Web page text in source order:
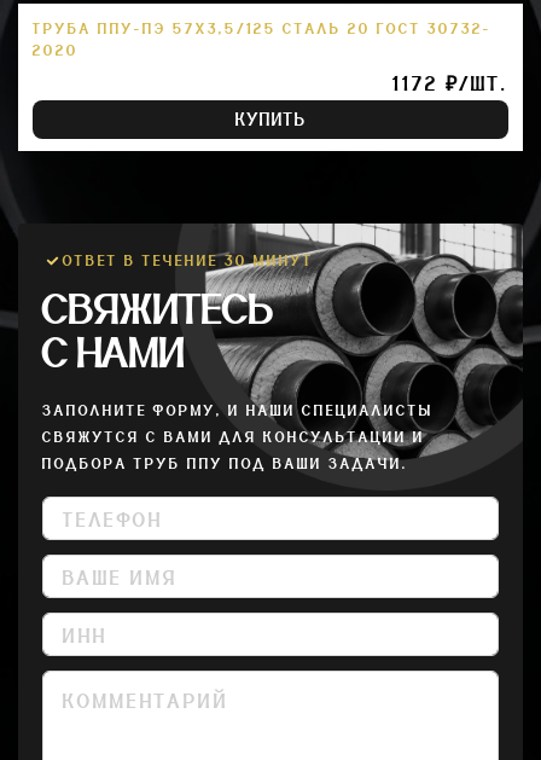
ТРУБА ППУ-ПЭ 57Х3,5/125 СТАЛЬ 20 ГОСТ 30732-
2020
1172 ₽/ШТ.
КУПИТЬ
ОТВЕТ В ТЕЧЕНИЕ 30 МИНУТ
СВЯЖИТЕСЬ
С НАМИ
ЗАПОЛНИТЕ ФОРМУ, И НАШИ СПЕЦИАЛИСТЫ
СВЯЖУТСЯ С ВАМИ ДЛЯ КОНСУЛЬТАЦИИ И
ПОДБОРА ТРУБ ППУ ПОД ВАШИ ЗАДАЧИ.